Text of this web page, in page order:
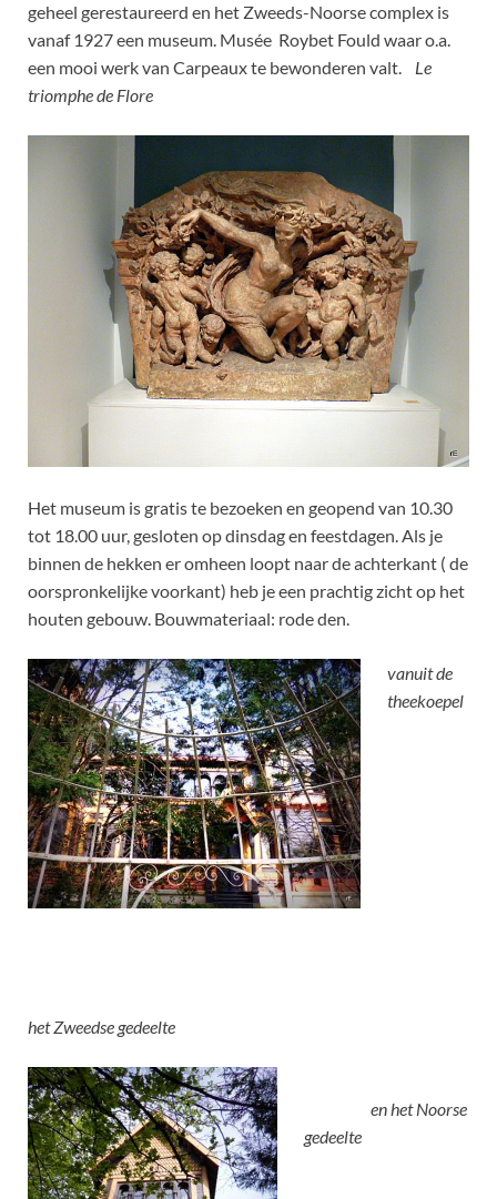
geheel gerestaureerd en het Zweeds-Noorse complex is
vanaf 1927 een museum. Musée Roybet Fould waar o.a.
een mooi werk van Carpeaux te bewonderen valt.
Le
triomphe de Flore
Het museum is gratis te bezoeken en geopend van 10.30
tot 18.00 uur, gesloten op dinsdag en feestdagen. Als je
binnen de hekken er omheen loopt naar de achterkant ( de
oorspronkelijke voorkant) heb je een prachtig zicht op het
houten gebouw. Bouwmateriaal: rode den.
vanuit de
theekoepel
het Zweedse gedeelte
en het Noorse
gedeelte